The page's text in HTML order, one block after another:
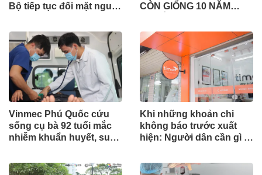
Bộ tiếp tục đối mặt nguy
CÒN GIỐNG 10 NĂM
Vinmec Phú Quốc cứu
sống cụ bà 92 tuổi mắc
nhiễm khuẩn huyết, suy
Khi những khoản chi
không báo trước xuất
hiện: Người dân cần gì ở